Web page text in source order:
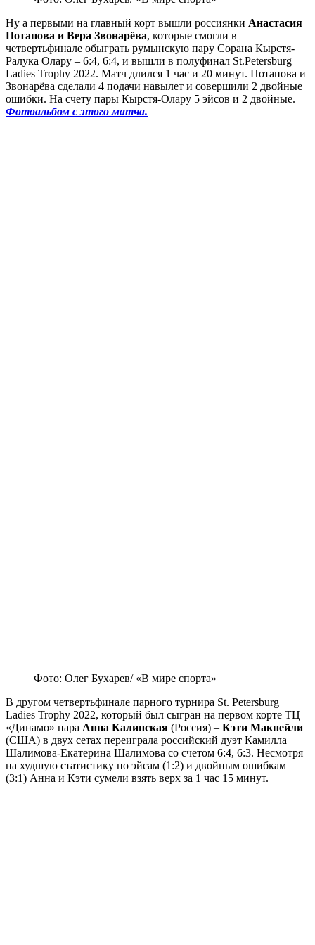
Ну а первыми на главный корт вышли россиянки Анастасия
Потапова и Вера Звонарёва, которые смогли в
четвертьфинале обыграть румынскую пару Сорана Кырстя-
Ралука Олару – 6:4, 6:4, и вышли в полуфинал St.Petersburg
Ladies Trophy 2022. Матч длился 1 час и 20 минут. Потапова и
Звонарёва сделали 4 подачи навылет и совершили 2 двойные
ошибки. На счету пары Кырстя-Олару 5 эйсов и 2 двойные.
Фотоальбом с этого матча.
Фото: Олег Бухарев/ «В мире спорта»
В другом четвертьфинале парного турнира St. Petersburg
Ladies Trophy 2022, который был сыгран на первом корте ТЦ
«Динамо» пара Анна Калинская (Россия) – Кэти Макнейли
(США) в двух сетах переиграла российский дуэт Камилла
Шалимова-Екатерина Шалимова со счетом 6:4, 6:3. Несмотря
на худшую статистику по эйсам (1:2) и двойным ошибкам
(3:1) Анна и Кэти сумели взять верх за 1 час 15 минут.